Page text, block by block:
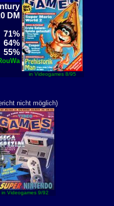
DM
71%
64%
55%
in Videogames 8/95
nicht möglich)
in Videogames 9/92